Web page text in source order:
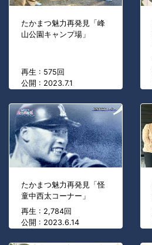
たかまつ魅力再発見「峰
山公園キャンプ場」
再生 : 575回
公開 : 2023.7.1
たかまつ魅力再発見「怪
童中西太コーナー」
再生 : 2,784回
公開 : 2023.6.14